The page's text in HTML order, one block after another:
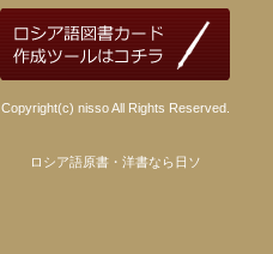
Copyright(c) nisso All Rights Reserved.
ロシア語原書・洋書なら日ソ